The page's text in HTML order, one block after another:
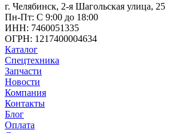
г. Челябинск, 2-я Шагольская улица, 25
Пн-Пт: С 9:00 до 18:00
ИНН: 7460051335
ОГРН: 1217400004634
Каталог
Спецтехника
Запчасти
Новости
Компания
Контакты
Блог
Оплата